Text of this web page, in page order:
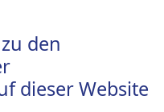
den
dieser Website